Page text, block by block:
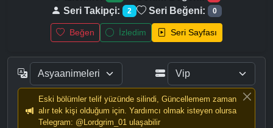
Seri Takipçi: 2 Seri Beğeni: 0
Beğen İzledim Seri Sayfası
Eski bölümler telif yüzünde silindi, Güncellemem zaman
alır tek kişi olduğum için. Yardımcı olmak isteyen olursa
Telegram: @Lordgrim_01 ulaşabilir